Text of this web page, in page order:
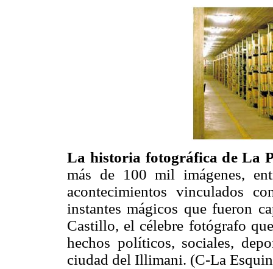
La historia fotográfica de La
más de 100 mil imágenes,
acontecimientos vinculados
instantes mágicos que fueron
Castillo, el célebre fotógrafo
hechos políticos, sociales,
ciudad del Illimani. (C-La